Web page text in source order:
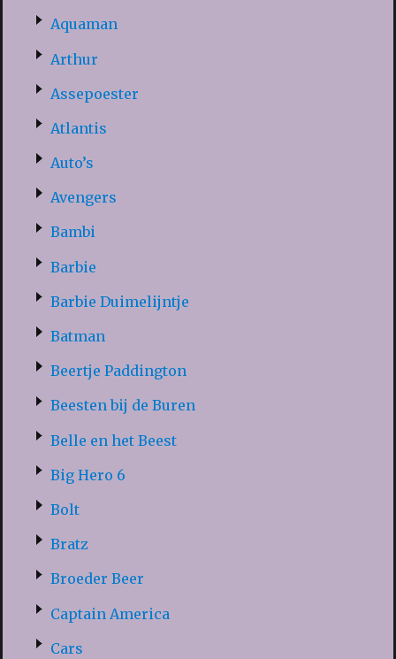
Aquaman
Arthur
Assepoester
Atlantis
Auto’s
Avengers
Bambi
Barbie
Barbie Duimelijntje
Batman
Beertje Paddington
Beesten bij de Buren
Belle en het Beest
Big Hero 6
Bolt
Bratz
Broeder Beer
Captain America
Cars